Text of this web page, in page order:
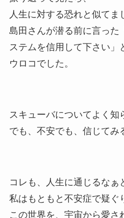
人生に対する恐れと似てま
島田さんが潜る前に言った
ステムを信用して下さい」
ウロコでした。
スキューバについてよく知
でも、不安でも、信じてみ
コレも、人生に通じるなぁ
私はもともと不安症で疑ぐ
この世界を、宇宙から愛さ